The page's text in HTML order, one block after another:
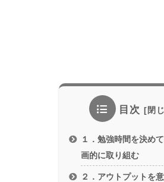
目次
１．勉強時間を決め
画的に取り組む
２．アウトプットを